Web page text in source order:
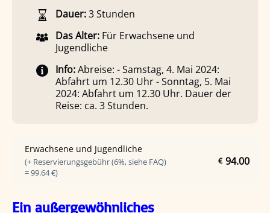
Dauer:3 Stunden
Das Alter: Für Erwachsene und
Jugendliche
Info:Abreise: - Samstag, 4. Mai 2024:
Abfahrt um 12.30 Uhr - Sonntag, 5. Mai
2024: Abfahrt um 12.30 Uhr. Dauer der
Reise: ca. 3 Stunden.
Erwachsene und Jugendliche
(+ Reservierungsgebühr (6%, siehe FAQ)
= 99.64 €)
€ 94.00
Ein außergewöhnliches